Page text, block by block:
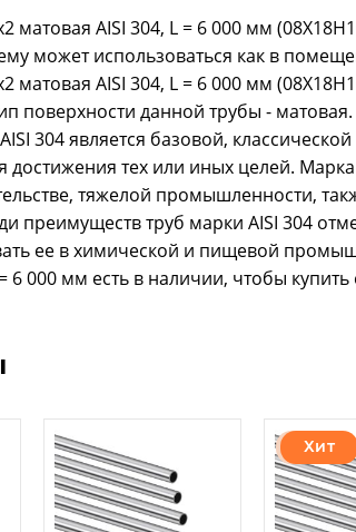
матовая AISI 304, L = 6 000 мм
может использоваться как в
матовая AISI 304, L = 6 000 мм
поверхности данной трубы -
304 является базовой,
достижения тех или иных целей.
тяжелой промышленности,
преимуществ труб марки AISI 304
ее в химической и пищевой
6 000 мм есть в наличии, чтобы
Хит